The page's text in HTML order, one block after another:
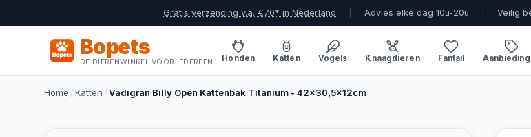
Gratis verzending v.a. €70* in Nederland Advies elke dag 10u-20u Veilig
Bopets
DE DIERENWINKEL VOOR IEDEREEN Honden Katten Vogels Knaagdieren Fantail
Home /Katten /Vadigran Billy Open Kattenbak Titanium - 42x30,5x12cm